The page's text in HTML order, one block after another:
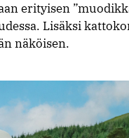
erityisen
Lisäksi
näköisen.